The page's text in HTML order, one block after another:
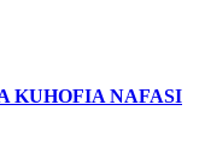
KUHOFIA NAFASI